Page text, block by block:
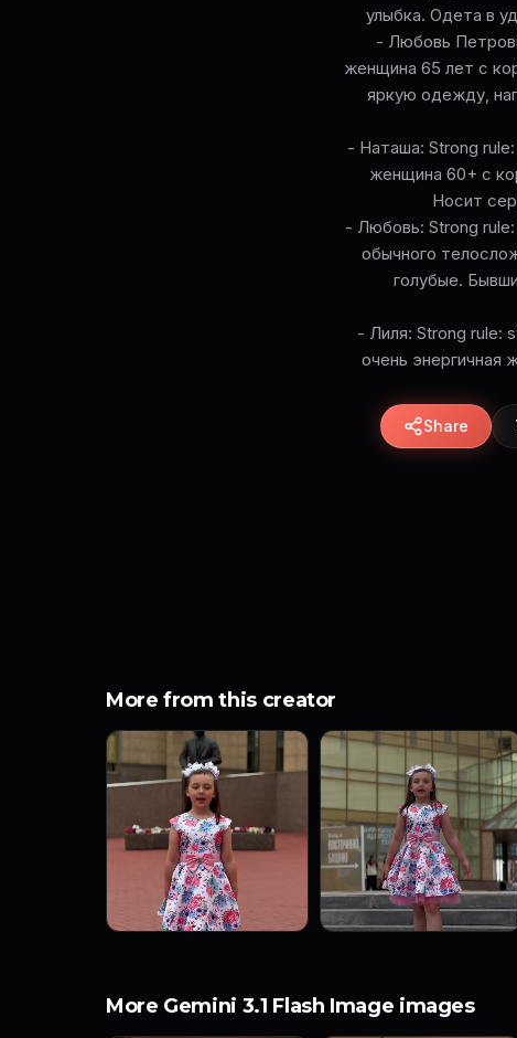
улыбка. Одета в
- Любовь
женщина 65 лет с
яркую одежду,
- Наташа: Strong
женщина 60+ с
Носит
- Любовь: Strong
обычного
голубые.
- Лиля: Strong rule:
очень энергичная
Share
More from this creator
More Gemini 3.1 Flash Image images